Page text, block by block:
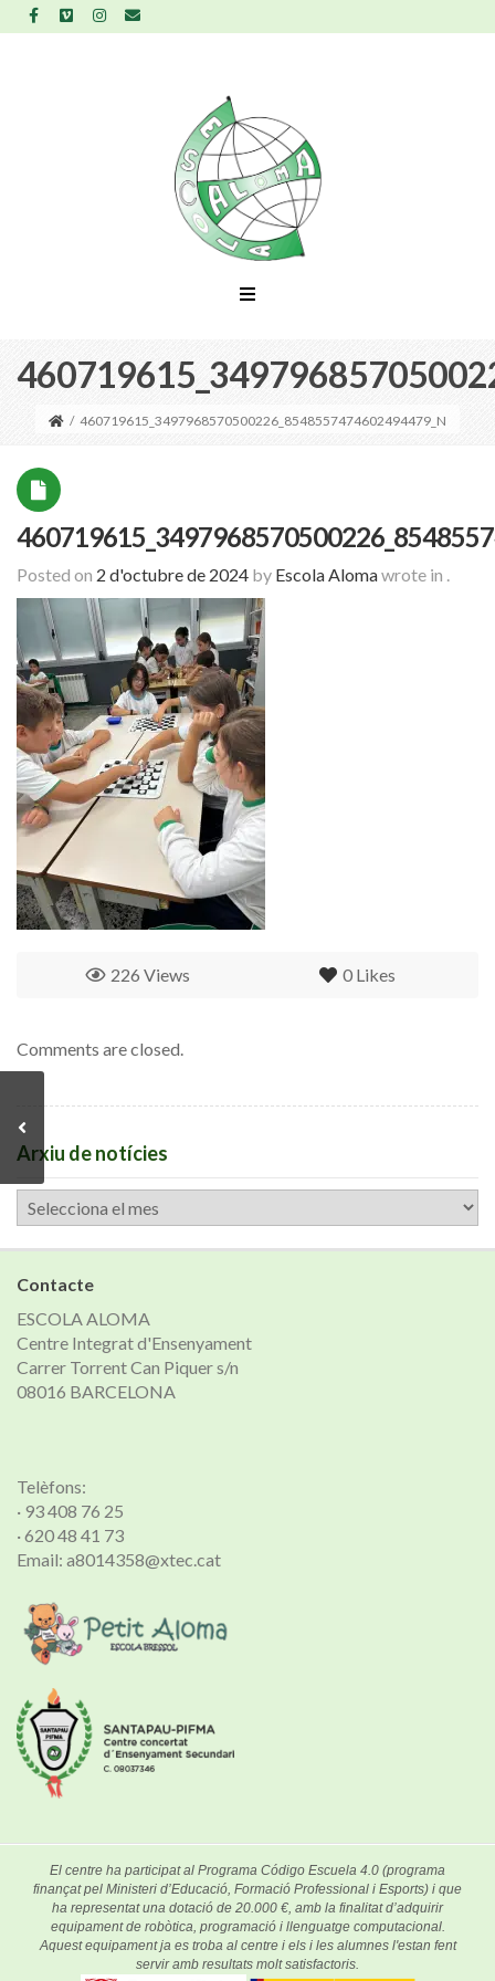
/ 460719615_3497968570500226_8548557474602494479_N
Posted on 2 d'octubre de 2024 by Escola Alomawrote in .
0 Likes
226 Views
Comments are closed.
Arxiu de notícies
Arxiu
de
notícies
Contacte
ESCOLA ALOMA
Centre Integrat d'Ensenyament
Carrer Torrent Can Piquer s/n
08016 BARCELONA
Telèfons:
· 93 408 76 25
· 620 48 41 73
Email: a8014358@xtec.cat
El centre ha participat al Programa Código Escuela 4.0 (programa
finançat pel Ministeri d’Educació, Formació Professional i Esports) i que
ha representat una dotació de 20.000 €, amb la finalitat d’adquirir
equipament de robòtica, programació i llenguatge computacional.
Aquest equipament ja es troba al centre i els i les alumnes l'estan fent
servir amb resultats molt satisfactoris.